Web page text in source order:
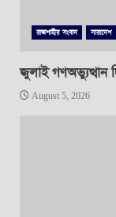
রাজশাহীর সংবাদ সারাদেশ
জুলাই গণঅভ্যুত্থান
August 5, 2026